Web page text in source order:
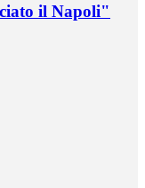
il Napoli"